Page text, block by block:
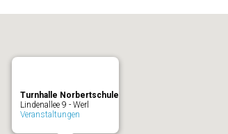
Turnhalle Norbertschule
Lindenallee 9 - Werl
Veranstaltungen